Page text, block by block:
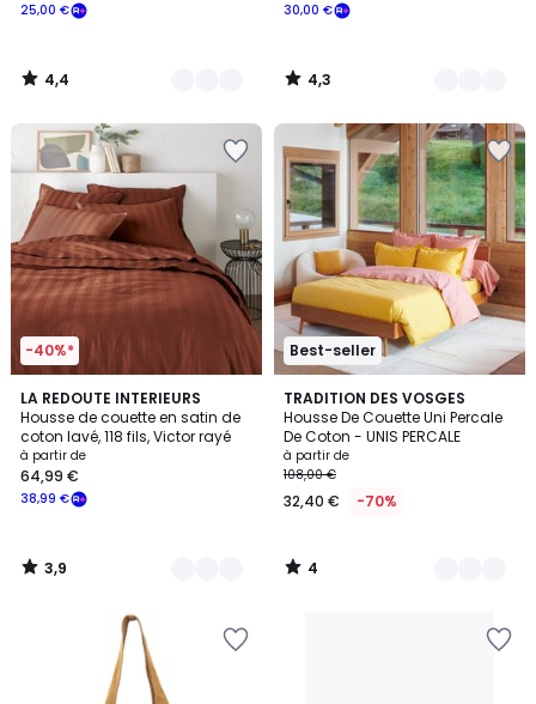
25,00 €
4,4
/
30,00 €
4,3
/
-40%*
LA REDOUTE INTERIEURS
Housse de couette en satin de
coton lavé, 118 fils, Victor rayé
à partir de
38,99 €
64,99 €
3,9
/ 5
8
Couleurs
3,9
/
Best-seller
TRADITION DES VOSGES
Housse De Couette Uni Percale
De Coton - UNIS PERCALE
à partir de
108,00 €
32,40 € -70%
4
/
5
17
Couleurs
4
/